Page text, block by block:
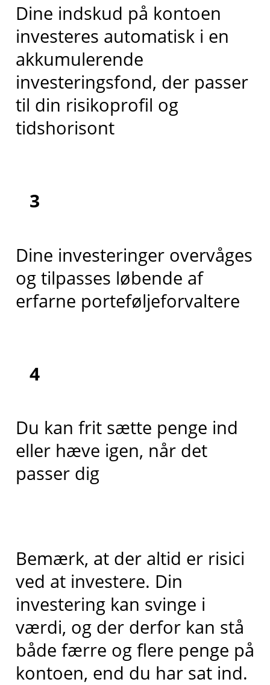
Dine indskud på kontoen
investeres automatisk i en
akkumulerende
investeringsfond, der passer
til din risikoprofil og
tidshorisont
3
Dine investeringer overvåges
og tilpasses løbende af
erfarne porteføljeforvaltere
4
Du kan frit sætte penge ind
eller hæve igen, når det
passer dig
Bemærk, at der altid er risici
ved at investere. Din
investering kan svinge i
værdi, og der derfor kan stå
både færre og flere penge på
kontoen, end du har sat ind.